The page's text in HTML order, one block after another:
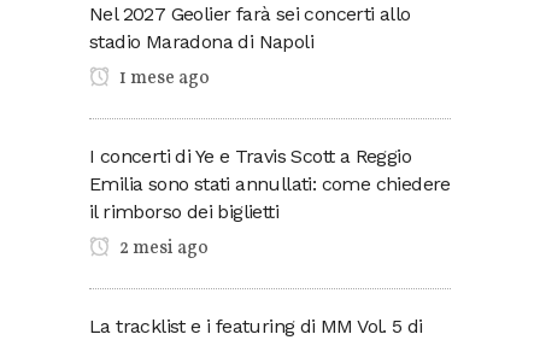
Nel 2027 Geolier farà sei concerti allo
stadio Maradona di Napoli
1 mese ago
I concerti di Ye e Travis Scott a Reggio
Emilia sono stati annullati: come chiedere
il rimborso dei biglietti
2 mesi ago
La tracklist e i featuring di MM Vol. 5 di